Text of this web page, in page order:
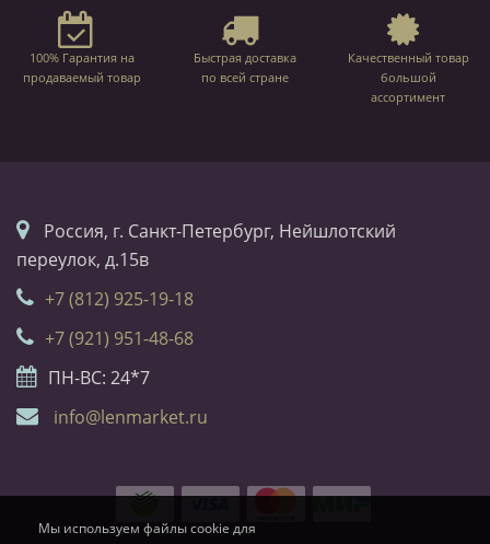
100% Гарантия на
продаваемый товар
Быстрая доставка
по всей стране
Качественный товар
большой
ассортимент
Россия, г. Санкт-Петербург, Нейшлотский
переулок, д.15в
+7 (812) 925-19-18
+7 (921) 951-48-68
ПН-ВС: 24*7
info@lenmarket.ru
Мы используем файлы cookie для